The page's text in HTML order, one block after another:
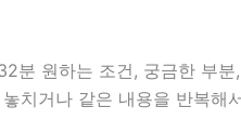
원하는 조건, 궁금한 부
치거나 같은 내용을 반복해